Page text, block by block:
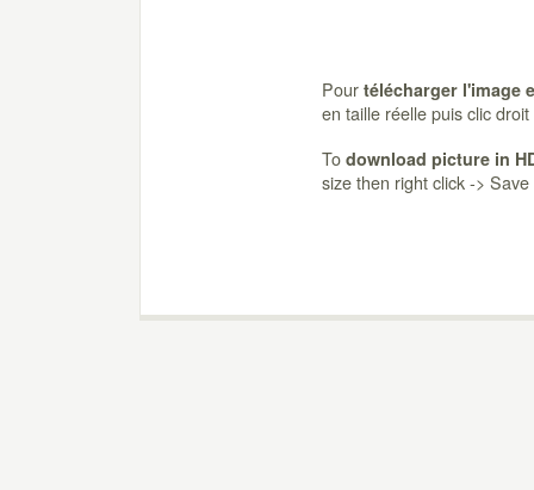
Pour télécharger l'image
en taille réelle puis clic
To download picture in
size then right click ->